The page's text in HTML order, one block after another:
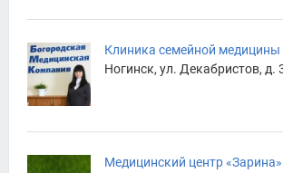
Клиника семейной медицины
Ногинск, ул. Декабристов, д.
Медицинский центр «Зарина»